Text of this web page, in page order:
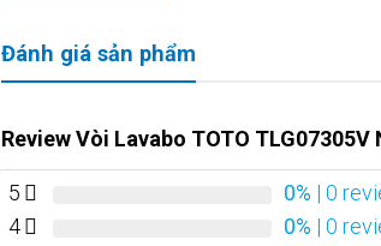
Đánh giá sản phẩm
Review Vòi Lavabo TOTO TLG07305V
5 0% | 0
4
0% | 0